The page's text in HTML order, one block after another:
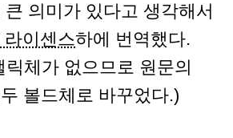
의미가 있다고 생각해서
라이센스하에 번역했다.
릭체가 없으므로 원문의
볼드체로 바꾸었다.)